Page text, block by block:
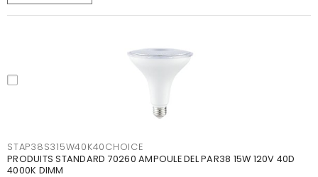
STAP38S315W40K40CHOICE
PRODUITS STANDARD 70260 AMPOULE DEL PAR38 15W 120V 40D
4000K DIMM